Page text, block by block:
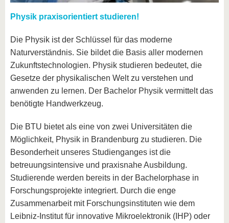
Physik praxisorientiert studieren!
Die Physik ist der Schlüssel für das moderne
Naturverständnis. Sie bildet die Basis aller modernen
Zukunftstechnologien. Physik studieren bedeutet, die
Gesetze der physikalischen Welt zu verstehen und
anwenden zu lernen. Der Bachelor Physik vermittelt das
benötigte Handwerkzeug.
Die BTU bietet als eine von zwei Universitäten die
Möglichkeit, Physik in Brandenburg zu studieren. Die
Besonderheit unseres Studienganges ist die
betreuungsintensive und praxisnahe Ausbildung.
Studierende werden bereits in der Bachelorphase in
Forschungsprojekte integriert. Durch die enge
Zusammenarbeit mit Forschungsinstituten wie dem
Leibniz-Institut für innovative Mikroelektronik (IHP) oder